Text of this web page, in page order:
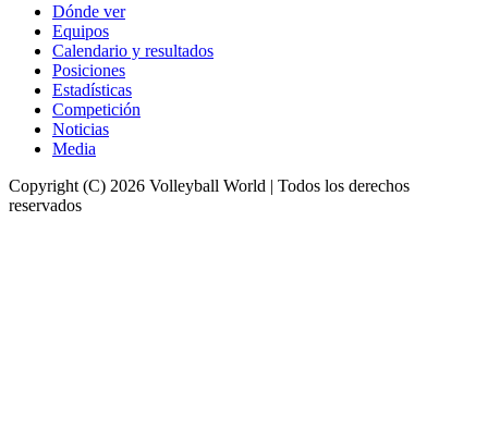
Dónde ver
Equipos
Calendario y resultados
Posiciones
Estadísticas
Competición
Noticias
Media
Copyright (C) 2026 Volleyball World | Todos los derechos
reservados